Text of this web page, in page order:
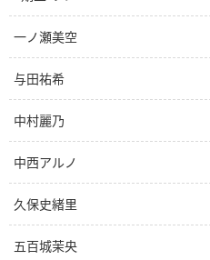
一ノ瀬美空
与田祐希
中村麗乃
中西アルノ
久保史緒里
五百城茉央